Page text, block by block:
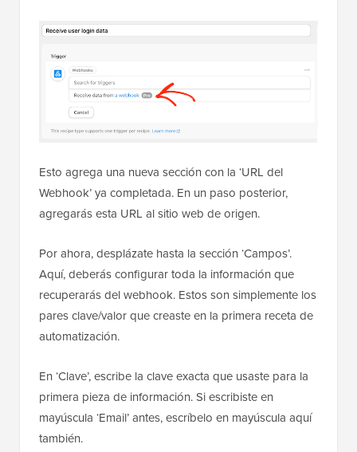
Esto agrega una nueva sección con la ‘URL del
Webhook’ ya completada. En un paso posterior,
agregarás esta URL al sitio web de origen.
Por ahora, desplázate hasta la sección ‘Campos’.
Aquí, deberás configurar toda la información que
recuperarás del webhook. Estos son simplemente los
pares clave/valor que creaste en la primera receta de
automatización.
En ‘Clave’, escribe la clave exacta que usaste para la
primera pieza de información. Si escribiste en
mayúscula ‘Email’ antes, escríbelo en mayúscula aquí
también.